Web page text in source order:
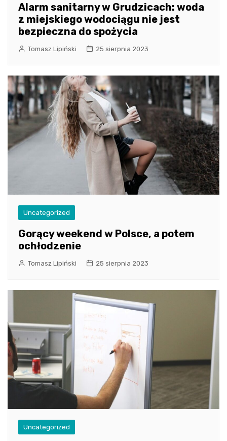
Alarm sanitarny w Grudzicach: woda
z miejskiego wodociągu nie jest
bezpieczna do spożycia
Tomasz Lipiński 25 sierpnia 2023
Uncategorized
Gorący weekend w Polsce, a potem
ochłodzenie
Tomasz Lipiński 25 sierpnia 2023
Uncategorized